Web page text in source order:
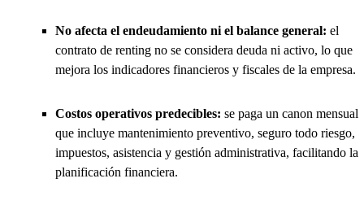
No afecta el endeudamiento ni el balance general: el
contrato de renting no se considera deuda ni activo, lo que
mejora los indicadores financieros y fiscales de la empresa.
Costos operativos predecibles: se paga un canon mensual
que incluye mantenimiento preventivo, seguro todo riesgo,
impuestos, asistencia y gestión administrativa, facilitando la
planificación financiera.